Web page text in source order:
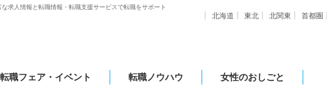
求人情報と転職情報・転職支援サービスで転職をサポート
北海道 東北 北関東 首都圏
転職フェア・イベント 転職ノウハウ 女性のおしごと